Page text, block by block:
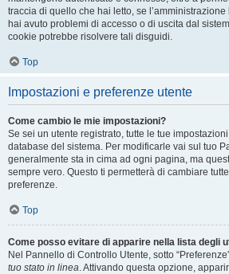
traccia di quello che hai letto, se
hai avuto problemi di accesso o di uscita dal
cookie potrebbe risolvere tali disguidi.
Top
Impostazioni e preferenze utente
Come cambio le mie impostazioni?
Se sei un utente registrato, tutte le tue
database del sistema. Per modificarle vai sul tuo
generalmente sta in cima ad ogni pagina, ma
sempre vero. Questo ti permetterà di cambiare
preferenze.
Top
Come posso evitare di apparire nella lista degli
Nel Pannello di Controllo Utente, sotto
tuo stato in linea. Attivando questa opzione,